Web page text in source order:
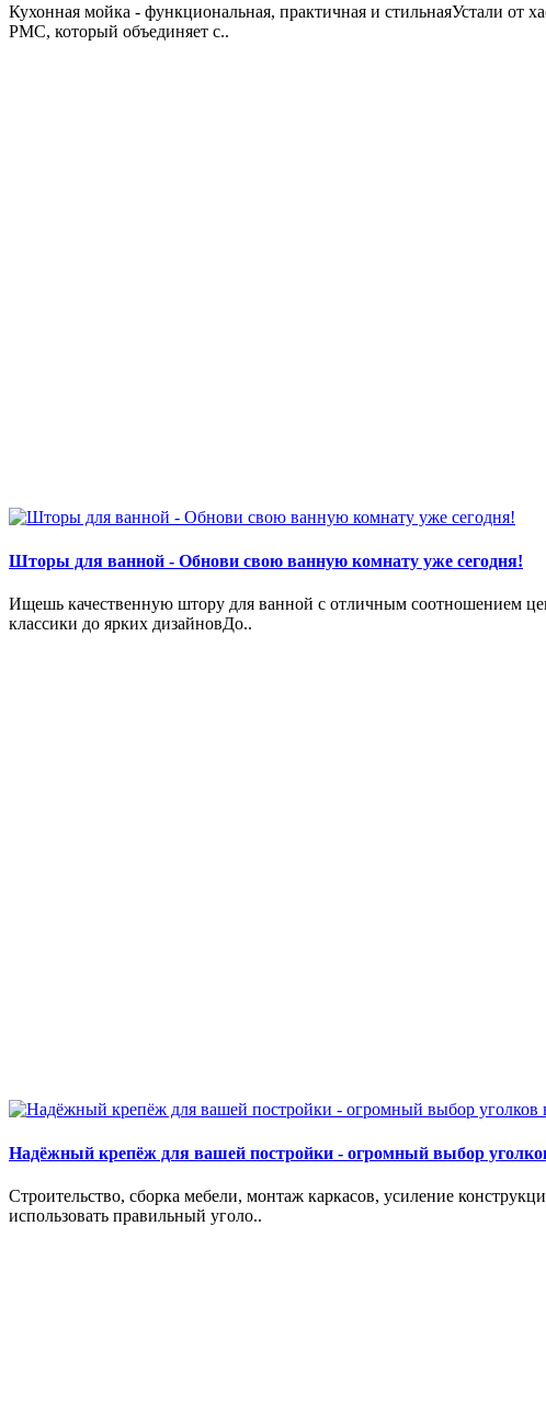
Кухонная мойка - функциональная, практичная и стильнаяУстали от
РМС, который объединяет с..
Шторы для ванной - Обнови свою ванную комнату уже сегодня!
Ищешь качественную штору для ванной с отличным соотношением
классики до ярких дизайновДо..
Надёжный крепёж для вашей постройки - огромный выбор
Строительство, сборка мебели, монтаж каркасов, усиление
использовать правильный уголо..